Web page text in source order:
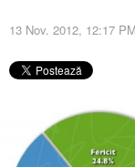
13 Nov. 2012, 12:17 PM